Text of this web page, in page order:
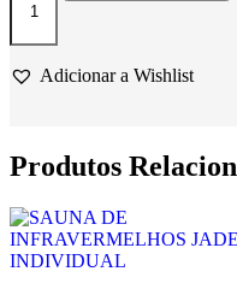
INFRAVERMELHOS
APOLOAdicionar a Wishlist
Produtos